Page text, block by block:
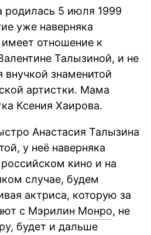
родилась 5 июля 1999
уже наверняка
имеет отношение к
Талызиной, и не
внучкой знаменитой
артистки. Мама
Ксения Хаирова.
Анастасия Талызина
у неё наверняка
кино и на
случае, будем
актриса, которую за
с Мэрилин Монро, не
будет и дальше